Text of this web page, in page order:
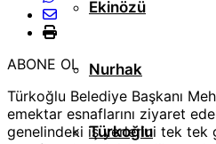
Ekinözü
Nurhak
Türkoğlu
ABONE OL
Türkoğlu Belediye Başkanı
emektar esnaflarını ziyaret
genelindeki iş yerlerini tek tek